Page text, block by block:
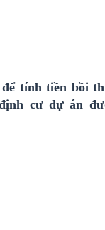
tính tiền bồi
cư dự án